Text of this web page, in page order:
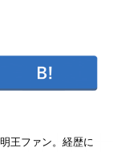
王ファン。経歴に